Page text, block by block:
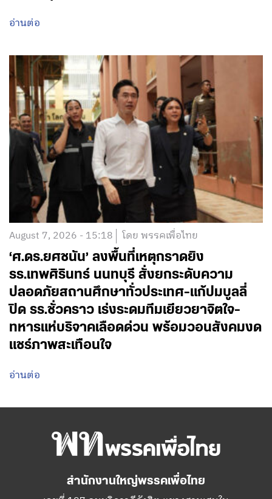
อ่านต่อ
August 7, 2026 - 15:18 โดย พรรคเพื่อไทย
‘ศ.ดร.ยศชนัน’ ลงพื้นที่เหตุกราดยิง
รร.เทพศิรินทร์ นนทบุรี สั่งยกระดับความ
ปลอดภัยสถานศึกษาทั่วประเทศ-แก้ปมบูลลี่
ปิด รร.ชั่วคราว เร่งระดมทีมเยียวยาจิตใจ-
ทหารแห่บริจาคเลือดด่วน พร้อมวอนสังคมงด
แชร์ภาพสะเทือนใจ
อ่านต่อ
สำนักงานใหญ่พรรคเพื่อไทย